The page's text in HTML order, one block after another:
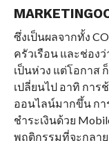
ซึ่งเป็นผลจากทั้ง
ครัวเรือน และช่อง
เป็นห่วง แต่โอกาส
เปลี่ยนไป อาทิ กา
ออนไลน์มากขึ้น กา
ชำระเงินด้วย
พฤติกรรมที่จะกลา